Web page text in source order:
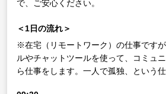
で、ご安心ください。
＜1日の流れ＞
※在宅（リモートワーク）の仕事です
ルやチャットツールを使って、コミュ
ら仕事をします。一人で孤独、という